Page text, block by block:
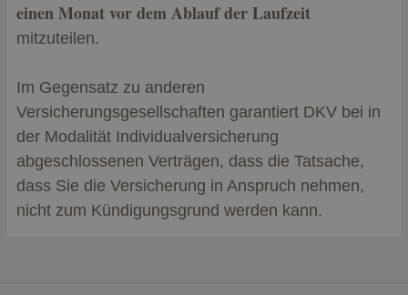
einen Monat vor dem Ablauf der Laufzeit
mitzuteilen.
Im Gegensatz zu anderen
Versicherungsgesellschaften garantiert DKV bei in
der Modalität Individualversicherung
abgeschlossenen Verträgen, dass die Tatsache,
dass Sie die Versicherung in Anspruch nehmen,
nicht zum Kündigungsgrund werden kann.